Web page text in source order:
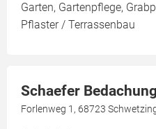
Garten, Gartenpflege,
Pflaster / Terrassenbau
Schaefer
Forlenweg 1, 68723